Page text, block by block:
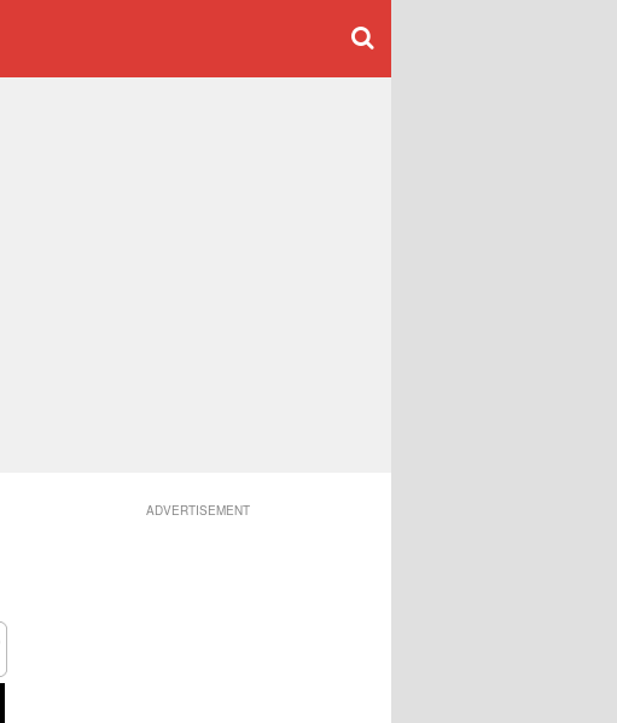
ADVERTISEMENT